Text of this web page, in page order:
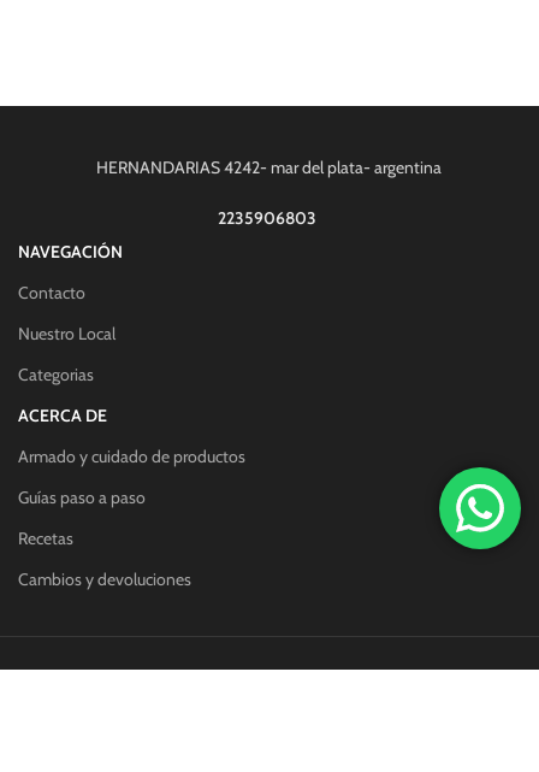
HERNANDARIAS 4242- mar del plata- argentina
2235906803
NAVEGACIÓN
Contacto
Nuestro Local
Categorias
ACERCA DE
Armado y cuidado de productos
Guías paso a paso
Recetas
Cambios y devoluciones